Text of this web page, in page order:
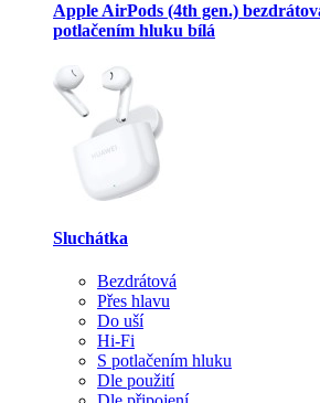
Apple AirPods (4th gen.)
potlačením hluku bílá
Sluchátka
Bezdrátová
Přes hlavu
Do uší
Hi-Fi
S potlačením hluku
Dle použití